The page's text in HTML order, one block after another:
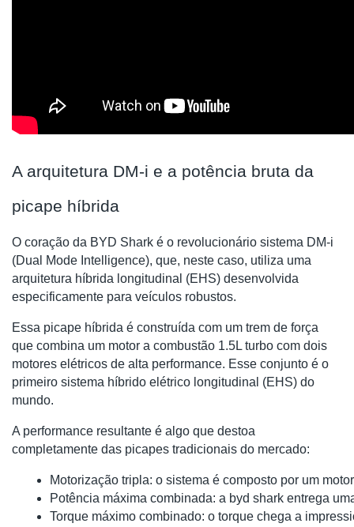
A arquitetura DM-i e a potência bruta da
picape híbrida
O coração da BYD Shark é o revolucionário sistema DM-i
(Dual Mode Intelligence), que, neste caso, utiliza uma
arquitetura híbrida longitudinal (EHS) desenvolvida
especificamente para veículos robustos.
Essa picape híbrida é construída com um trem de força
que combina um motor a combustão 1.5L turbo com dois
motores elétricos de alta performance. Esse conjunto é o
primeiro sistema híbrido elétrico longitudinal (EHS) do
mundo.
A performance resultante é algo que destoa
completamente das picapes tradicionais do mercado:
Motorização tripla: o sistema é composto por um
Potência máxima combinada: a byd shark entrega
Torque máximo combinado: o torque chega a